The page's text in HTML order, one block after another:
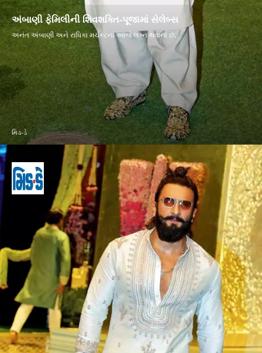
અંબાણી ફેમિલીની શિવશક્તિ-પૂજામાં સેલેબ્સ
અનંત અંબાણી અને રાધિકા મર્ચન્ટનાં આજે લગ્ન થવાનાં છે.
મિડ-ડે